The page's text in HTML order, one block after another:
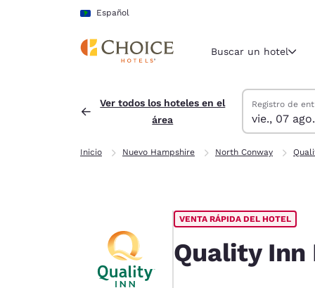
Pasar A Contenido Principal
Español
Región y
Español
United
Buscar un hotel
Ver todos los hoteles en el
área
Buscar hoteles
viernes, 7 de
Registro de
vie., 07 ago.
sábado, 8 de
sábado, 8 de
viernes, 7 de
Inicio Nuevo Hampshire North Conway
VENTA RÁPIDA DEL HOTEL
Quality Inn